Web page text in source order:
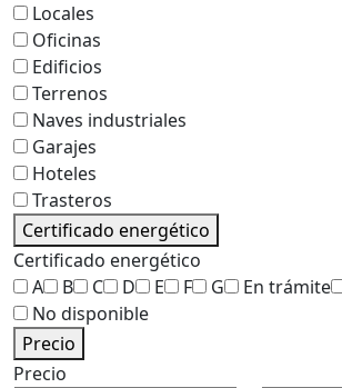
Locales
Oficinas
Edificios
Terrenos
Naves industriales
Garajes
Hoteles
Trasteros
Certificado energético
Certificado energético
A
B C D E F G En trámite
No disponible
Precio
Precio